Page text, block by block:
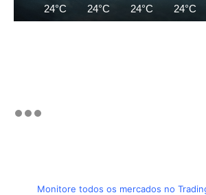
24°C 24°C 24°C 24°C
Monitore todos os mercados no